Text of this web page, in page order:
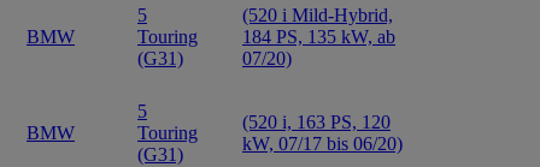
BMW
5
Touring
(G31)
(520 i Mild-Hybrid,
184 PS, 135 kW, ab
07/20)
BMW
5
Touring
(G31)
(520 i, 163 PS, 120
kW, 07/17 bis 06/20)